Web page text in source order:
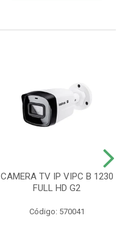
CAMERA TV IP VIPC B 1230
FULL HD G2
Código: 570041